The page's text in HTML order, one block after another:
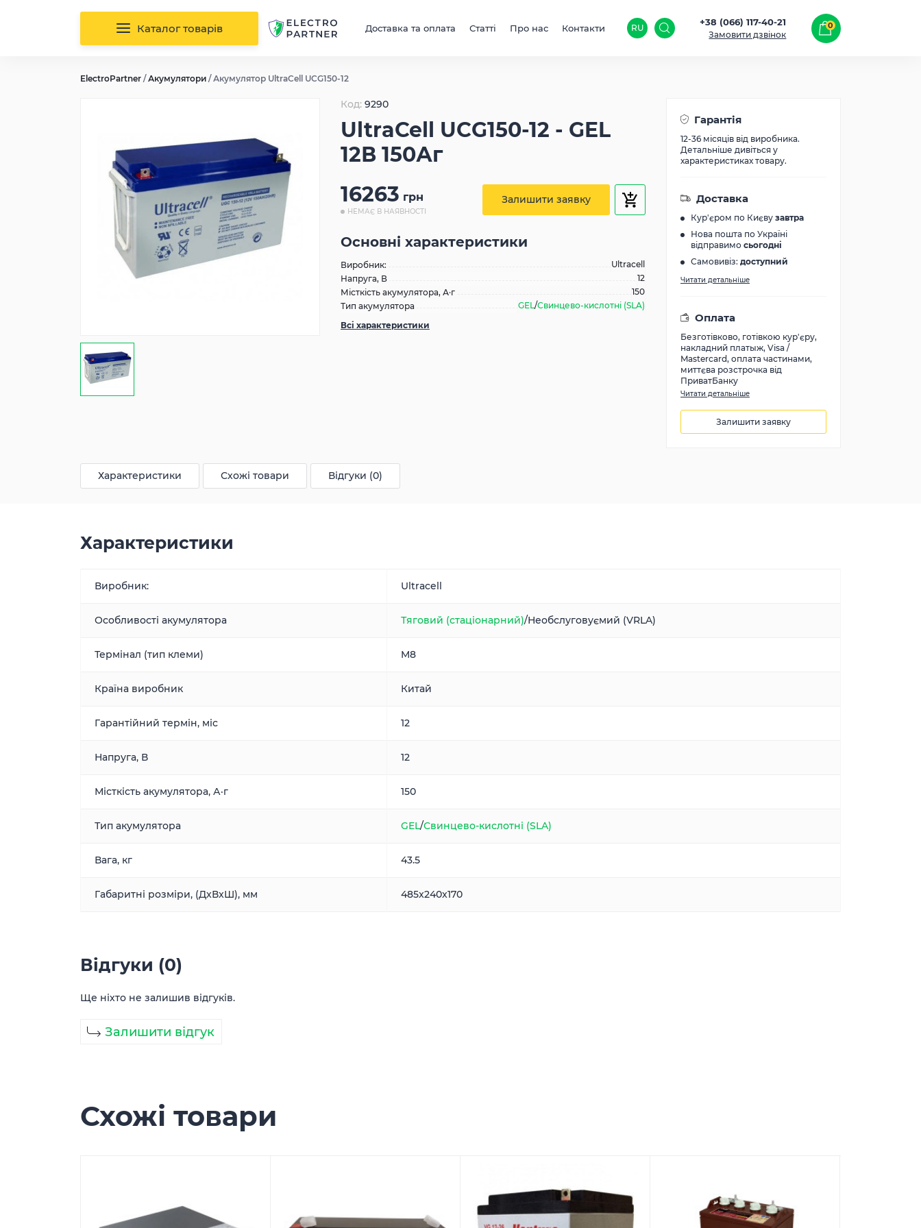
Каталог товарів Доставка та оплата Статті Про нас Контакти RU
+38 (066) 117-40-21
Замовити дзвінок
0
ElectroPartner /Акумулятори /Акумулятор UltraCell UCG150-12
Код: 9290
UltraCell UCG150-12 - GEL
12В 150Аг
16263 грн
НЕМАЄ В НАЯВНОСТІ
Залишити заявку
Основні характеристики
Виробник:
Ultracell
Напруга, В
12
Місткість акумулятора, А·г
150
Тип акумулятора
GEL/Свинцево-кислотні (SLA)
Всі характеристики
Гарантія
12-36 місяців від виробника.
Детальніше дивіться у
характеристиках товару.
Доставка
Кур'єром по Києву завтра
Нова пошта по Україні
відправимо сьогодні
Самовивіз: доступний
Читати детальніше
Оплата
Безготівково, готівкою кур'єру,
накладний платыж, Visa /
Mastercard, оплата частинами,
миттєва розстрочка від
ПриватБанку
Читати детальніше
Залишити заявку
Характеристики Схожі товари Відгуки (0)
Характеристики
Виробник: Ultracell
Особливості акумулятора Тяговий (стаціонарний)/Необслуговуємий (VRLA)
Термінал (тип клеми) M8
Країна виробник Китай
Гарантійний термін, міс 12
Напруга, В 12
Місткість акумулятора, А·г 150
Тип акумулятора GEL/Свинцево-кислотні (SLA)
Вага, кг 43.5
Габаритні розміри, (ДxВxШ), мм 485x240x170
Відгуки (0)
Ще ніхто не залишив відгуків.
Залишити відгук
Схожі товари